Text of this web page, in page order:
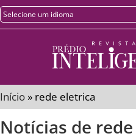
Início» rede eletrica
Notícias de